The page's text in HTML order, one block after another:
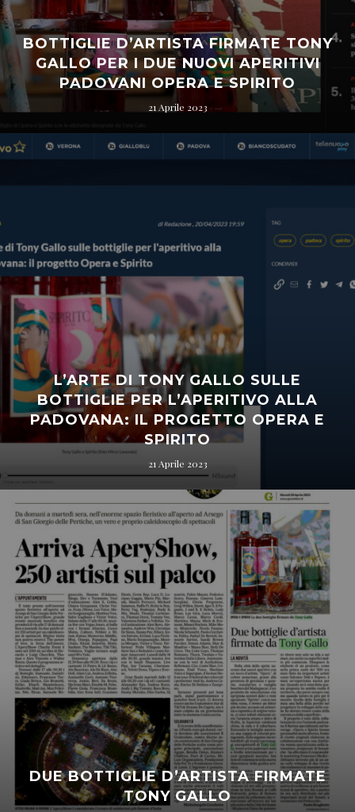
BOTTIGLIE D’ARTISTA FIRMATE TONY
GALLO PER I DUE NUOVI APERITIVI
PADOVANI OPERA E SPIRITO
21 Aprile 2023
L’ARTE DI TONY GALLO SULLE
BOTTIGLIE PER L’APERITIVO ALLA
PADOVANA: IL PROGETTO OPERA E
SPIRITO
21 Aprile 2023
DUE BOTTIGLIE D’ARTISTA FIRMATE
TONY GALLO